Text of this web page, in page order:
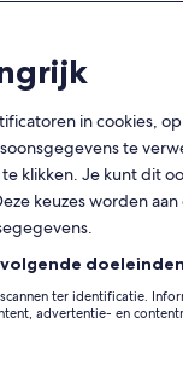
Locatie van
Paihia
in cookies,
te
klikken. Je kunt dit
keuzes worden aan
ter identificatie.
advertentie- en